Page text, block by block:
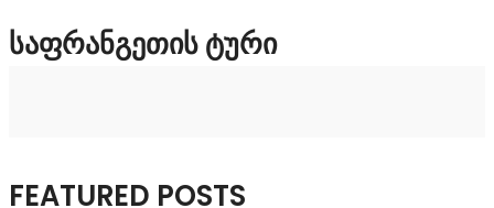
ᲡᲐᲤᲠᲐᲜᲒᲔᲗᲘᲡ ᲢᲣᲠᲘ
FEATURED POSTS